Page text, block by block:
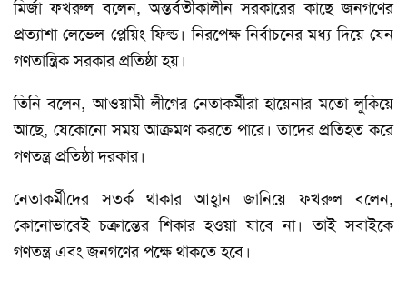
মির্জা ফখরুল বলেন, অন্তর্বতীকালীন সরকারের কাছে জনগণের
প্রত্যাশা লেভেল প্লেয়িং ফিল্ড। নিরপেক্ষ নির্বাচনের মধ্য দিয়ে যেন
গণতান্ত্রিক সরকার প্রতিষ্ঠা হয়।
তিনি বলেন, আওয়ামী লীগের নেতাকর্মীরা হায়েনার মতো লুকিয়ে
আছে, যেকোনো সময় আক্রমণ করতে পারে। তাদের প্রতিহত করে
গণতন্ত্র প্রতিষ্ঠা দরকার।
নেতাকর্মীদের সতর্ক থাকার আহ্বান জানিয়ে ফখরুল বলেন,
কোনোভাবেই চক্রান্তের শিকার হওয়া যাবে না। তাই সবাইকে
গণতন্ত্র এবং জনগণের পক্ষে থাকতে হবে।